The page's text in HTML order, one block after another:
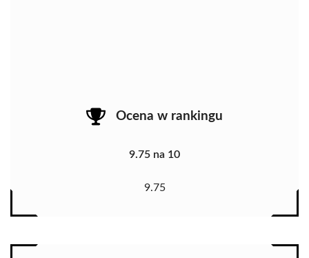
Ocena w rankingu
9.75 na 10
9.75